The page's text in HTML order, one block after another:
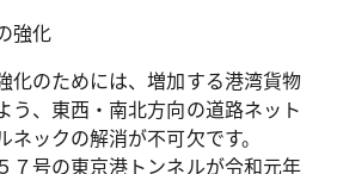
強化
化のためには、増加する港湾貨物
う、東西・南北方向の道路ネット
ックの解消が不可欠です。
７号の東京港トンネルが令和元年